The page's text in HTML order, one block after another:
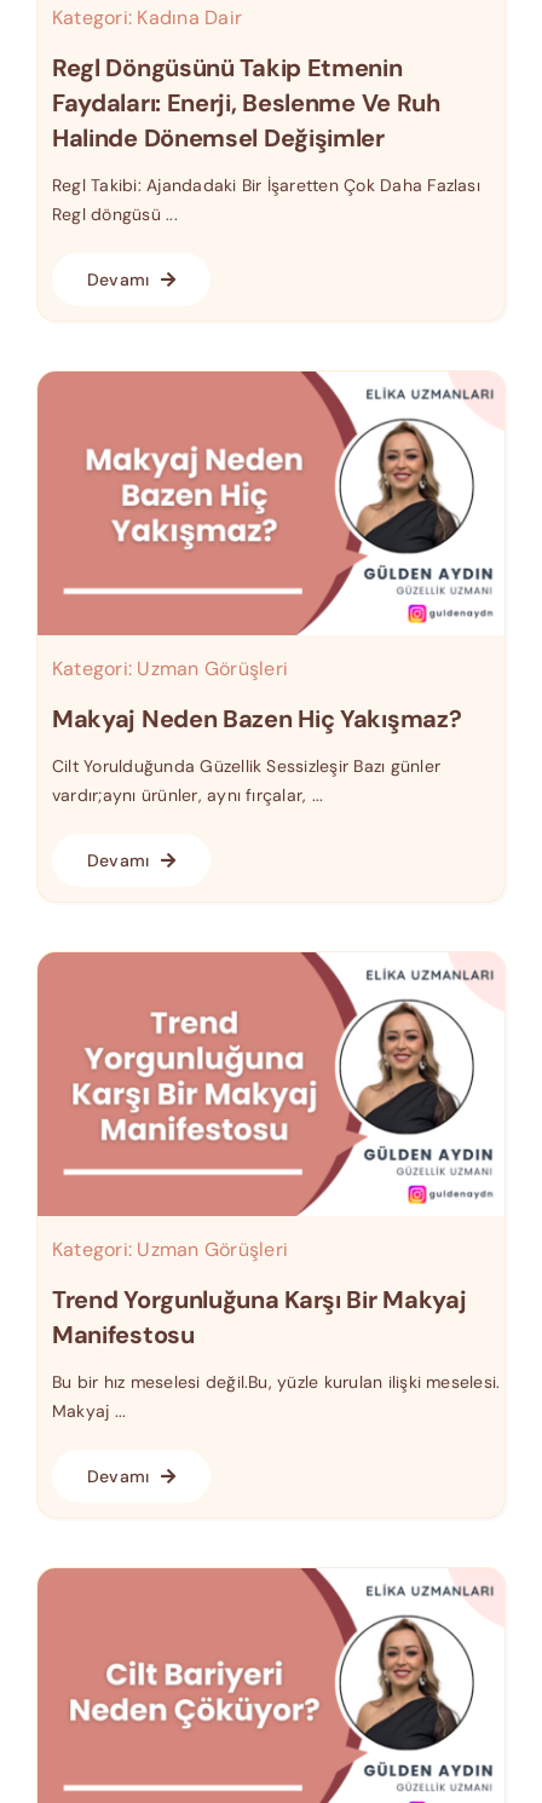
Kategori: Kadına Dair
Regl Döngüsünü Takip Etmenin
Faydaları: Enerji, Beslenme Ve Ruh
Halinde Dönemsel Değişimler
Regl Takibi: Ajandadaki Bir İşaretten Çok Daha Fazlası
Regl döngüsü ...
Devamı
Kategori: Uzman Görüşleri
Makyaj Neden Bazen Hiç Yakışmaz?
Cilt Yorulduğunda Güzellik Sessizleşir Bazı günler
vardır;aynı ürünler, aynı fırçalar, ...
Devamı
Kategori: Uzman Görüşleri
Trend Yorgunluğuna Karşı Bir Makyaj
Manifestosu
Bu bir hız meselesi değil.Bu, yüzle kurulan ilişki meselesi.
Makyaj ...
Devamı